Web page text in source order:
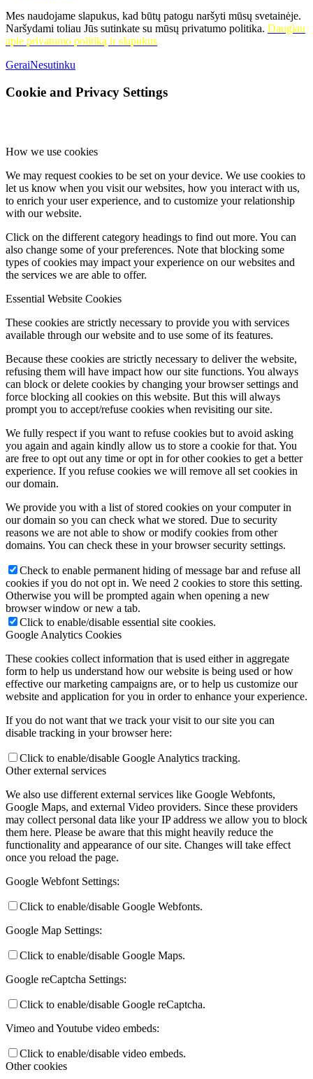
Mes naudojame slapukus, kad būtų patogu naršyti mūsų svetainėje.
Naršydami toliau Jūs sutinkate su mūsų privatumo politika. Daugiau
apie privatumo politiką ir slapukus
GeraiNesutinku
Cookie and Privacy Settings
How we use cookies
We may request cookies to be set on your device. We use cookies to
let us know when you visit our websites, how you interact with us,
to enrich your user experience, and to customize your relationship
with our website.
Click on the different category headings to find out more. You can
also change some of your preferences. Note that blocking some
types of cookies may impact your experience on our websites and
the services we are able to offer.
Essential Website Cookies
These cookies are strictly necessary to provide you with services
available through our website and to use some of its features.
Because these cookies are strictly necessary to deliver the website,
refusing them will have impact how our site functions. You always
can block or delete cookies by changing your browser settings and
force blocking all cookies on this website. But this will always
prompt you to accept/refuse cookies when revisiting our site.
We fully respect if you want to refuse cookies but to avoid asking
you again and again kindly allow us to store a cookie for that. You
are free to opt out any time or opt in for other cookies to get a better
experience. If you refuse cookies we will remove all set cookies in
our domain.
We provide you with a list of stored cookies on your computer in
our domain so you can check what we stored. Due to security
reasons we are not able to show or modify cookies from other
domains. You can check these in your browser security settings.
Check to enable permanent hiding of message bar and refuse all
cookies if you do not opt in. We need 2 cookies to store this setting.
Otherwise you will be prompted again when opening a new
browser window or new a tab.
Click to enable/disable essential site cookies.
Google Analytics Cookies
These cookies collect information that is used either in aggregate
form to help us understand how our website is being used or how
effective our marketing campaigns are, or to help us customize our
website and application for you in order to enhance your experience.
If you do not want that we track your visit to our site you can
disable tracking in your browser here:
Click to enable/disable Google Analytics tracking.
Other external services
We also use different external services like Google Webfonts,
Google Maps, and external Video providers. Since these providers
may collect personal data like your IP address we allow you to block
them here. Please be aware that this might heavily reduce the
functionality and appearance of our site. Changes will take effect
once you reload the page.
Google Webfont Settings:
Click to enable/disable Google Webfonts.
Google Map Settings:
Click to enable/disable Google Maps.
Google reCaptcha Settings:
Click to enable/disable Google reCaptcha.
Vimeo and Youtube video embeds:
Click to enable/disable video embeds.
Other cookies